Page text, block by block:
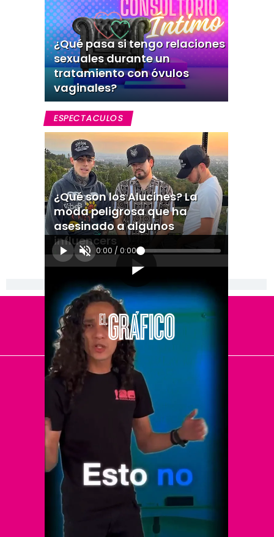
¿Qué pasa si tengo relaciones
sexuales durante un
tratamiento con óvulos
vaginales?
ESPECTACULOS
¿Qué son los Alucines? La
moda peligrosa que ha
asesinado a algunos
influencers
0:00 / 0:00
[Publicidad]
El Universal
Vive USA
Clase
De 10 sports
DeDinero
Confabulario